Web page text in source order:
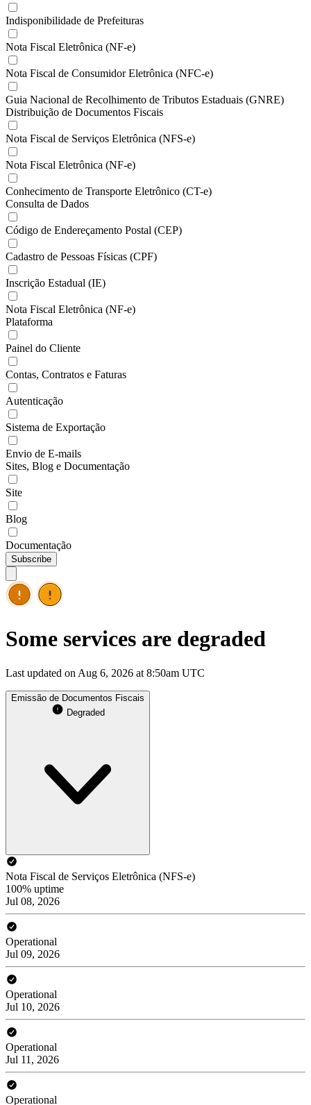
Indisponibilidade de Prefeituras
Nota Fiscal Eletrônica (NF-e)
Nota Fiscal de Consumidor Eletrônica (NFC-e)
Guia Nacional de Recolhimento de Tributos Estaduais (GNRE)
Distribuição de Documentos Fiscais
Nota Fiscal de Serviços Eletrônica (NFS-e)
Nota Fiscal Eletrônica (NF-e)
Conhecimento de Transporte Eletrônico (CT-e)
Consulta de Dados
Código de Endereçamento Postal (CEP)
Cadastro de Pessoas Físicas (CPF)
Inscrição Estadual (IE)
Nota Fiscal Eletrônica (NF-e)
Plataforma
Painel do Cliente
Contas, Contratos e Faturas
Autenticação
Sistema de Exportação
Envio de E-mails
Sites, Blog e Documentação
Site
Blog
Documentação
Subscribe
Some services are degraded
Last updated on Aug 6, 2026 at 8:50am UTC
Emissão de Documentos Fiscais
Degraded
Nota Fiscal de Serviços Eletrônica (NFS-e)
100% uptime
Jul 08, 2026
Operational
Jul 09, 2026
Operational
Jul 10, 2026
Operational
Jul 11, 2026
Operational